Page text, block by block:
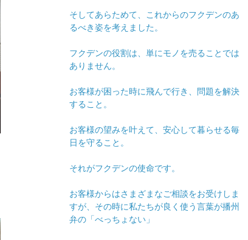
そしてあらためて、これからのフクデンのあ
るべき姿を考えました。
フクデンの役割は、単にモノを売ることでは
ありません。
お客様が困った時に飛んで行き、問題を解決
すること。
お客様の望みを叶えて、安心して暮らせる毎
日を守ること。
それがフクデンの使命です。
お客様からはさまざまなご相談をお受けしま
すが、その時に私たちが良く使う言葉が播州
弁の「べっちょない」